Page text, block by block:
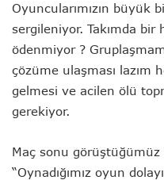
Oyuncularımızın büyük
sergileniyor. Takımda bir
ödenmiyor ?
çözüme ulaşması lazım
gelmesi ve acilen ölü
gerekiyor.
Maç sonu görüştüğümüz
“Oynadığımız oyun